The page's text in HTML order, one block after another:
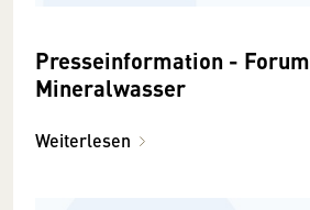
Presseinformation - Forum
Mineralwasser
Weiterlesen